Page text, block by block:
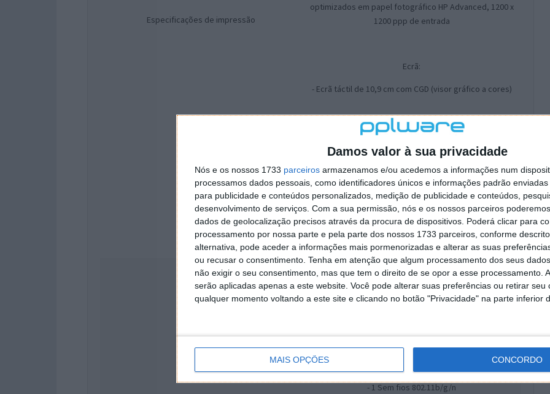
Damos valor à sua privacidade
Nós e os nossos 1733 parceiros armazenamos e/ou acedemos a informações num
processamos dados pessoais, como identificadores únicos e informações padrão
para publicidade e conteúdos personalizados, medição de publicidade e conteúdos,
desenvolvimento de serviços. Com a sua permissão, nós e os nossos parceiros
dados de geolocalização precisos através da procura de dispositivos. Poderá clicar para
processamento por nossa parte e pela parte dos nossos 1733 parceiros, conforme
alternativa, pode aceder a informações mais pormenorizadas e alterar as suas
ou recusar o consentimento. Tenha em atenção que algum processamento dos seus
não exigir o seu consentimento, mas que tem o direito de se opor a esse processamento.
serão aplicadas apenas a este website. Você pode alterar suas preferências ou retirar seu
qualquer momento voltando a este site e clicando no botão "Privacidade" na parte inferior
MAIS OPÇÕES CONCORDO
Especificações de impressão
optimizados em papel fotográfico HP Advanced, 1200 x
1200 ppp de entrada
Ecrã:
- Ecrã táctil de 10,9 cm com CGD (visor gráfico a cores)
Velocidade do processador:
- 360 MHz
- Número de tinteiros: 4 (um de cada de preto, turquesa,
magenta, amarelo)
- Idiomas de impressão: HP PCL 3 GUI, HP PCL 3 Melhorado
- Sensor automático de papel: Não
Capacidade HP ePrint - Sim
Capacidade de impressão
portátilHP ePrint, Apple AirPrint™
- 1 Sem fios 802.11b/g/n